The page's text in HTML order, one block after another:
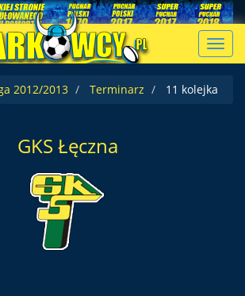
2012/2013 Terminarz 11 kolejka
GKS Łęczna